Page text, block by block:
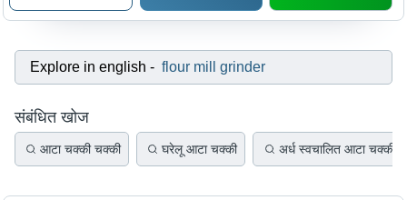
Explore in english - flour mill grinder
संबंधित खोज
आटा चक्की चक्की घरेलू आटा चक्की अर्ध स्वचालित आटा चक्की